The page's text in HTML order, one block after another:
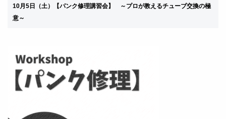
10月5日（土） 【パンク修理講習会】 ～ プロが教えるチューブ交換の極
意～